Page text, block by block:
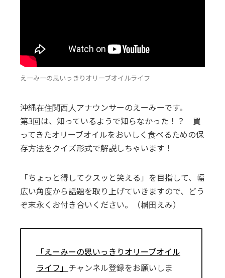
えーみーの思いっきりオリーブオイルライフ
沖縄在住関西人アナウンサーのえーみーです。
第3回は、知っているようで知らなかった！？ 買
ってきたオリーブオイルをおいしく食べるための保
存方法をクイズ形式で解説しちゃいます！
「ちょっと得してクスッと笑える」を目指して、幅
広い角度から話題を取り上げていきますので、どう
ぞ末永くお付き合いください。（榊田えみ）
「えーみーの思いっきりオリーブオイル
ライフ」 チャンネル登録をお願いしま